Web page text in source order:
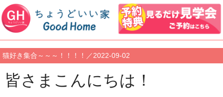
猫好き集合～～～！！！！／2022-09-02
皆さまこんにちは！